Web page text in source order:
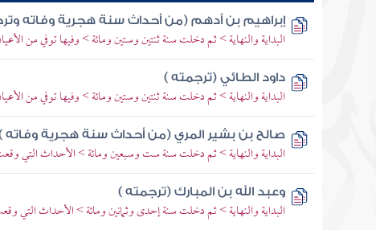
إبراهيم بن أدهم (من أحداث سنة هجرية وفاته
البداية والنهاية > ثم دخلت سنة ثنتين وستين ومائة > وفيها توفي من
داود الطائي (ترجمته )
البداية والنهاية > ثم دخلت سنة ثنتين وستين ومائة > وفيها توفي من
صالح بن بشير المري (من أحداث سنة هجرية وفاته
البداية والنهاية > ثم دخلت سنة ست وسبعين ومائة > الأحداث التي
وعبد الله بن المبارك (ترجمته )
البداية والنهاية > ثم دخلت سنة إحدى وثمانين ومائة > الأحداث التي